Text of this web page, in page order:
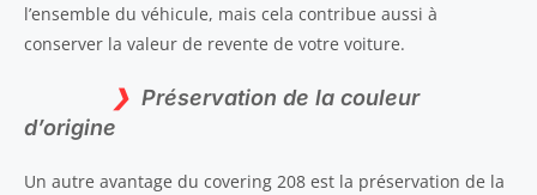
l’ensemble du véhicule, mais cela contribue aussi à
conserver la valeur de revente de votre voiture.
Préservation de la couleur
d’origine
Un autre avantage du covering 208 est la préservation de la